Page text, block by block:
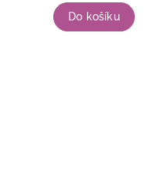
Do košíku
sladkému chuťovému...